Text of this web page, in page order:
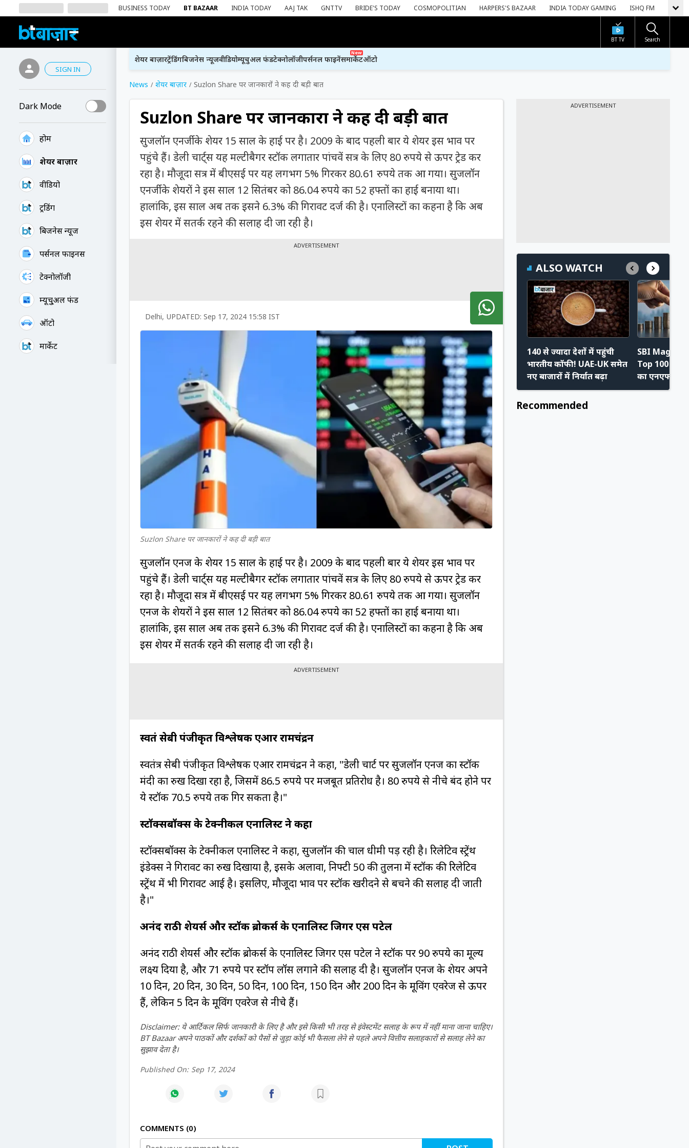
BUSINESS TODAY BT BAZAAR INDIA TODAY AAJ TAK GNTTV BRIDE'S TODAY COSMOPOLITIAN HARPERS'S BAZAAR INDIA TODAY GAMING ISHQ FM
BT TV Search
SIGN IN
Dark Mode
होम
शेयर बाज़ार
वीडियो
ट्रेंडिंग
बिजनेस न्यूज
पर्सनल फाइनेंस
टेक्नोलॉजी
म्यूचु्अल फंड
ऑटो
मार्केट
शेयर बाज़ारट्रेंडिंगबिजनेस न्यूजवीडियोम्यूचुअल फंडटेक्नोलॉजीपर्सनल फाइनेंस
New
मार्केटऑटो
News शेयर बाज़ार Suzlon Share पर जानकारों ने कह दी बड़ी बात
Suzlon Share पर जानकारों ने कह दी बड़ी बात
सुजलॉन एनर्जी के शेयर 15 साल के हाई पर है। 2009 के बाद पहली बार ये शेयर इस भाव पर
पहुंचे हैं। डेली चार्ट्स यह मल्टीबैगर स्टॉक लगातार पांचवें सत्र के लिए 80 रुपये से ऊपर ट्रेड कर
रहा है। मौजूदा सत्र में बीएसई पर यह लगभग 5% गिरकर 80.61 रुपये तक आ गया। सुजलॉन
एनर्जी के शेयरों ने इस साल 12 सितंबर को 86.04 रुपये का 52 हफ्तों का हाई बनाया था।
हालांकि, इस साल अब तक इसने 6.3% की गिरावट दर्ज की है। एनालिस्टों का कहना है कि अब
इस शेयर में सतर्क रहने की सलाह दी जा रही है।
ADVERTISEMENT
Delhi, UPDATED: Sep 17, 2024 15:58 IST
Suzlon Share पर जानकारों ने कह दी बड़ी बात
सुजलॉन एनर्जी के शेयर 15 साल के हाई पर है। 2009 के बाद पहली बार ये शेयर इस भाव पर
पहुंचे हैं। डेली चार्ट्स यह मल्टीबैगर स्टॉक लगातार पांचवें सत्र के लिए 80 रुपये से ऊपर ट्रेड कर
रहा है। मौजूदा सत्र में बीएसई पर यह लगभग 5% गिरकर 80.61 रुपये तक आ गया। सुजलॉन
एनर्जी के शेयरों ने इस साल 12 सितंबर को 86.04 रुपये का 52 हफ्तों का हाई बनाया था।
हालांकि, इस साल अब तक इसने 6.3% की गिरावट दर्ज की है। एनालिस्टों का कहना है कि अब
इस शेयर में सतर्क रहने की सलाह दी जा रही है।
ADVERTISEMENT
स्वतंत्र सेबी पंजीकृत विश्लेषक एआर रामचंद्रन
स्वतंत्र सेबी पंजीकृत विश्लेषक एआर रामचंद्रन ने कहा, "डेली चार्ट पर सुजलॉन एनर्जी का स्टॉक
मंदी का रुख दिखा रहा है, जिसमें 86.5 रुपये पर मजबूत प्रतिरोध है। 80 रुपये से नीचे बंद होने पर
ये स्टॉक 70.5 रुपये तक गिर सकता है।"
स्टॉक्सबॉक्स के टेक्नीकल एनालिस्ट ने कहा
स्टॉक्सबॉक्स के टेक्नीकल एनालिस्ट ने कहा, सुजलॉन की चाल धीमी पड़ रही है। रिलेटिव स्ट्रेंथ
इंडेक्स ने गिरावट का रुख दिखाया है, इसके अलावा, निफ्टी 50 की तुलना में स्टॉक की रिलेटिव
स्ट्रेंथ में भी गिरावट आई है। इसलिए, मौजूदा भाव पर स्टॉक खरीदने से बचने की सलाह दी जाती
है।"
अनंद राठी शेयर्स और स्टॉक ब्रोकर्स के एनालिस्ट जिगर एस पटेल
अनंद राठी शेयर्स और स्टॉक ब्रोकर्स के एनालिस्ट जिगर एस पटेल ने स्टॉक पर 90 रुपये का मूल्य
लक्ष्य दिया है, और 71 रुपये पर स्टॉप लॉस लगाने की सलाह दी है। सुजलॉन एनर्जी के शेयर अपने
10 दिन, 20 दिन, 30 दिन, 50 दिन, 100 दिन, 150 दिन और 200 दिन के मूविंग एवरेज से ऊपर
हैं, लेकिन 5 दिन के मूविंग एवरेज से नीचे हैं।
Disclaimer: ये आर्टिकल सिर्फ जानकारी के लिए है और इसे किसी भी तरह से इंवेस्टमेंट सलाह के रूप में नहीं माना जाना चाहिए।
BT Bazaar अपने पाठकों और दर्शकों को पैसों से जुड़ा कोई भी फैसला लेने से पहले अपने वित्तीय सलाहकारों से सलाह लेने का
सुझाव देता है।
Published On: Sep 17, 2024
COMMENTS 0
ADVERTISEMENT
ALSO WATCH
140 से ज्यादा देशों में पहुंची
भारतीय कॉफी! UAE-UK समेत
नए बाजारों में निर्यात बढ़ा
SBI
Top 100
का एनएफओ
चेक करें डिटेल्स
Recommended